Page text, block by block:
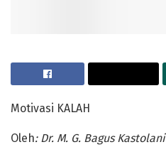
Motivasi KALAH
Oleh: Dr. M. G. Bagus Kastolani